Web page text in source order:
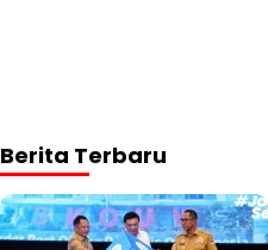
Berita Terbaru